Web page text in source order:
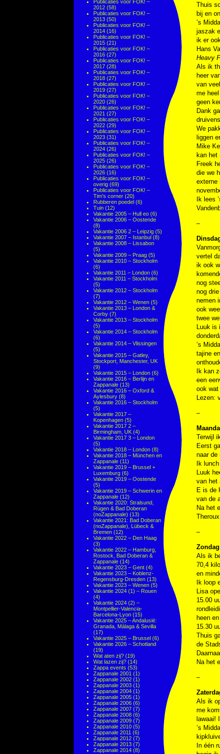
Publicaties voor FOK! –
2012 (58)
Publicaties voor FOK! –
2013 (50)
Publicaties voor FOK! –
2014 (16)
Publicaties voor FOK! –
2015 (21)
Publicaties voor FOK! –
2016 (27)
Publicaties voor FOK! –
2017 (28)
Publicaties voor FOK! –
2018 (27)
Publicaties voor FOK! –
2019 (27)
Publicaties voor FOK! –
2020 (26)
Publicaties voor FOK! –
2021 (27)
Publicaties voor FOK! –
2022 (29)
Publicaties voor FOK! –
2023 (31)
Publicaties voor FOK! –
2024 (26)
Publicaties voor FOK! –
2025 (26)
Publicaties voor FOK! –
2026 (16)
Publicaties voor FOK! –
overig (69)
Publicaties voor FOK! –
Tim's corner (20)
Rubberen poedel (6)
Tuin (12)
Vakantie 2005 – Hull eo (6)
Vakantie 2006 – Oostende
(8)
Vakantie 2006 2 – Leipzig (5)
Vakantie 2007 – Istanbul (8)
Vakantie 2008 – Lissabon
(5)
Vakantie 2009 – Praag (5)
Vakantie 2010 – Stockholm
(6)
Vakantie 2011 – London (6)
Vakantie 2011 – Stockholm
(5)
Vakantie 2012 – Stockholm
(7)
Vakantie 2012 – Wenen (5)
Vakantie 2013 – London &
Corby (7)
Vakantie 2013 – Stockholm
(5)
Vakantie 2014 – Stockholm
(6)
Vakantie 2014 – Vlissingen
(5)
Vakantie 2015 – Gatley,
Stockport, Manchester, UK
(9)
Vakantie 2015 – London (6)
Vakantie 2016 – Berlijn en
Zappanale (13)
Vakantie 2016 – Oxford &
Aylesbury (8)
Vakantie 2016 – Stockholm
(5)
Vakantie 2017 –
Kopenhagen (5)
Vakantie 2017 2 –
Birmingham, UK (4)
Vakantie 2017 3 – London
(5)
Vakantie 2018 – London (8)
Vakantie 2018 – München en
Zappanale (11)
Vakantie 2019 – Brussel +
Luxemburg (6)
Vakantie 2019 – Oostende
(5)
Vakantie 2019 – Schwerin en
Zappanale (12)
Vakantie 2020: Stralsund,
Rügen & Bad Doberan
(noZappanale) (13)
Vakantie 2021: Bad Doberan
(noZappanale), Lübeck &
Bremen (12)
Vakantie 2022 – Den Haag
(3)
Vakantie 2022 – Hamburg,
Rostock, Bad Doberan &
Zappanale (14)
Vakantie 2023 – Gent (4)
Vakantie 2023 – Koblenz-
Regensburg-Dresden (13)
Vakantie 2023 – Wenen (5)
Vakantie 2024 (1) – Rouen
(4)
Vakantie 2024 (2) –
Montpellier-Valencia-
Barcelona-Lyon (15)
Vakantie 2025 – Andalusië:
Granada, Málaga & Sevilla
(17)
Vakantie 2025 – Brussel (6)
Vakantie 2026 – Schotland
(19)
Wat aten zij? (19)
Wat lazen zij? (14)
Zappa events (53)
Zappanale 2001 (1)
Zappanale 2002 (1)
Zappanale 2003 (1)
Zappanale 2004 (1)
Zappanale 2005 (1)
Zappanale 2006 (6)
Zappanale 2007 (7)
Zappanale 2008 (6)
Zappanale 2009 (7)
Zappanale 2010 (5)
Zappanale 2011 (6)
Zappanale 2012 (7)
Zappanale 2013 (7)
Zappanale 2014 (8)
Thuis
bij en
’s
jaszak
ik er
Hans
Heavy
Als ik
heer
van
me
geen
Dank
We
liggen
Mike
kan het
Freek
die we
externe
Ik lees
–
vertel
ik ook
nog
nog
nemen
ook
twee
Luuk is
’s
tajine
Ik kan
een
ook wat
Lezen:
–
Terwijl
Eerst
naar de
Ik
Luuk
van het
E is de
van de
Na het
–
Als ik
70,4
en
Ik loop
Lisa
15.00
heen
15.30
Thuis
de
Na het
–
Als ik
me
lawaai!
’s
In één